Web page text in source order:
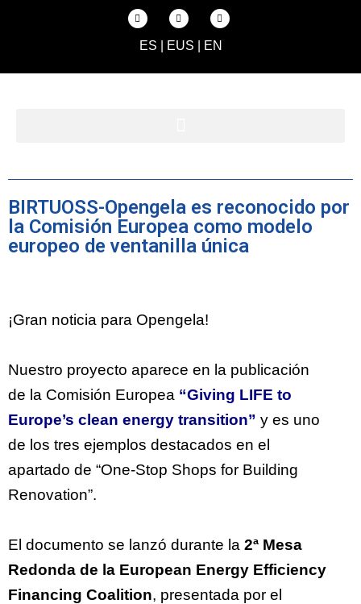
ES EUS EN
BIRTUOSS-Opengela es reconocido por
la Comisión Europea como modelo
europeo de ventanilla única
¡Gran noticia para Opengela!
Nuestro proyecto aparece en la publicación
de la Comisión Europea “Giving LIFE to
Europe’s clean energy transition” y es uno
de los tres ejemplos destacados en el
apartado de “One-Stop Shops for Building
Renovation”.
El documento se lanzó durante la 2ª Mesa
Redonda de la European Energy Efficiency
Financing Coalition, presentada por el